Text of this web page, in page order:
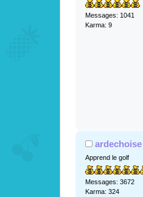
Messages: 1041
Karma: 9
ardechoise
Apprend le golf
Messages: 3672
Karma: 324